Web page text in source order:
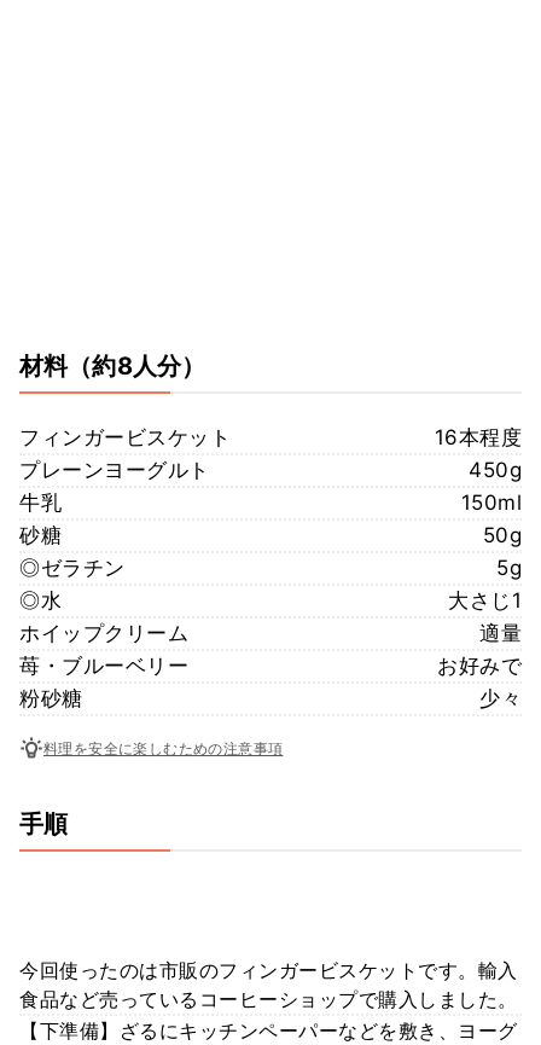
材料（約8人分）
フィンガービスケット
16本程度
プレーンヨーグルト
450g
牛乳
150ml
砂糖
50g
◎ゼラチン
5g
◎水
大さじ1
ホイップクリーム
適量
苺・ブルーベリー
お好みで
粉砂糖
少々
料理を安全に楽しむための注意事項
手順
今回使ったのは市販のフィンガービスケットです。輸入
食品など売っているコーヒーショップで購入しました。
【下準備】ざるにキッチンペーパーなどを敷き、ヨーグ